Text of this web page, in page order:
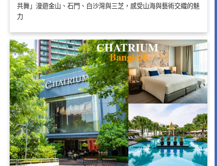
共舞」漫遊金山、石門、白沙灣與三芝，感受山海與藝術交織的魅
力